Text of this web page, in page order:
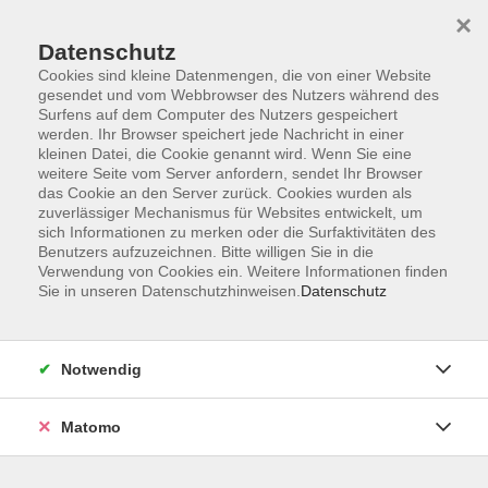
Zum Hauptinhalt springen
Der Kurs konnte nicht gefunden werden.
Volkshochschule Bad Reichenhall
(Eine Einrichtung der Stadt Bad Reichenhall)
Datenschutz
Cookies sind kleine Datenmengen, die von einer Website
gesendet und vom Webbrowser des Nutzers während des
Surfens auf dem Computer des Nutzers gespeichert
werden. Ihr Browser speichert jede Nachricht in einer
kleinen Datei, die Cookie genannt wird. Wenn Sie eine
weitere Seite vom Server anfordern, sendet Ihr Browser
das Cookie an den Server zurück. Cookies wurden als
zuverlässiger Mechanismus für Websites entwickelt, um
sich Informationen zu merken oder die Surfaktivitäten des
Benutzers aufzuzeichnen. Bitte willigen Sie in die
Verwendung von Cookies ein. Weitere Informationen finden
Sie in unseren Datenschutzhinweisen. Datenschutz
×
Notwendig
Matomo